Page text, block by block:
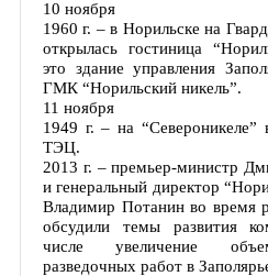
10 ноября
1960 г. – в Норильске на
открылась гостиница
это здание управления
ГМК “Норильский никель”.
11 ноября
1949 г. – на “Североникеле”
ТЭЦ.
2013 г. – премьер-министр
и генеральный директор
Владимир Потанин во время
обсудили темы развития
числе увеличение
разведочных работ в